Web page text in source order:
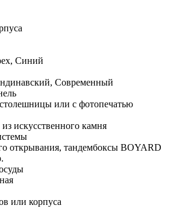
Синий
Современный
или с фотопечатью
из искусственного камня
открывания, тандембоксы BOYARD
или корпуса